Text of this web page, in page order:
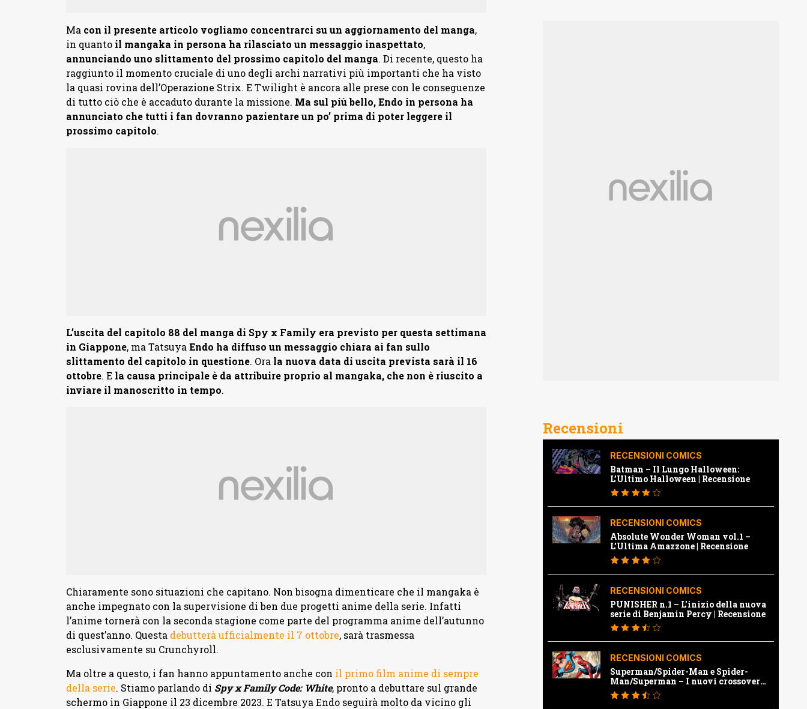
Ma con il presente articolo vogliamo concentrarci su un aggiornamento del manga,
in quanto il mangaka in persona ha rilasciato un messaggio inaspettato,
annunciando uno slittamento del prossimo capitolo del manga. Di recente, questo ha
raggiunto il momento cruciale di uno degli archi narrativi più importanti che ha visto
la quasi rovina dell’Operazione Strix. E Twilight è ancora alle prese con le conseguenze
di tutto ciò che è accaduto durante la missione. Ma sul più bello, Endo in persona ha
annunciato che tutti i fan dovranno pazientare un po’ prima di poter leggere il
prossimo capitolo.
L’uscita del capitolo 88 del manga di Spy x Family era previsto per questa settimana
in Giappone, ma Tatsuya Endo ha diffuso un messaggio chiara ai fan sullo
slittamento del capitolo in questione. Ora la nuova data di uscita prevista sarà il 16
ottobre. E la causa principale è da attribuire proprio al mangaka, che non è riuscito a
inviare il manoscritto in tempo.
Chiaramente sono situazioni che capitano. Non bisogna dimenticare che il mangaka è
anche impegnato con la supervisione di ben due progetti anime della serie. Infatti
l’anime tornerà con la seconda stagione come parte del programma anime dell’autunno
di quest’anno. Questa debutterà ufficialmente il 7 ottobre, sarà trasmessa
esclusivamente su Crunchyroll.
Ma oltre a questo, i fan hanno appuntamento anche con il primo film anime di sempre
della serie. Stiamo parlando di Spy x Family Code: White, pronto a debuttare sul grande
schermo in Giappone il 23 dicembre 2023. E Tatsuya Endo seguirà molto da vicino gli
Recensioni
RECENSIONI COMICS
Batman – Il Lungo Halloween:
L’Ultimo Halloween | Recensione
RECENSIONI COMICS
Absolute Wonder Woman vol.1 –
L’Ultima Amazzone | Recensione
RECENSIONI COMICS
PUNISHER n.1 – L’inizio della nuova
serie di Benjamin Percy | Recensione
RECENSIONI COMICS
Superman/Spider-Man e Spider-
Man/Superman – I nuovi crossover
Marvel e Dc | Recensione